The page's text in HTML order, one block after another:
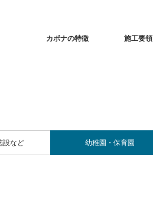
カボナの特徴 施工要領
設など 幼稚園・保育園